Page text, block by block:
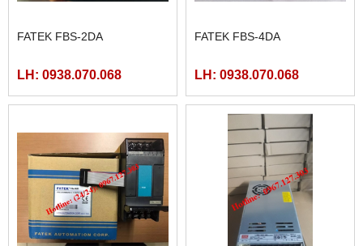
FATEK FBS-2DA
LH: 0938.070.068
FATEK FBS-4DA
LH: 0938.070.068